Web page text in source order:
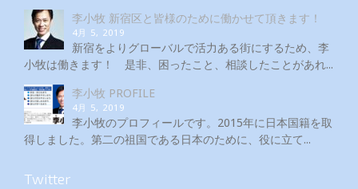
李小牧 新宿区と皆様のために働かせて頂きます！
4月 5, 2019
新宿をよりグローバルで活力ある街にするため、李
小牧は働きます！ 是非、困ったこと、相談したことがあれ...
李小牧 PROFILE
4月 5, 2019
李小牧のプロフィールです。2015年に日本国籍を取
得しました。第二の祖国である日本のために、役に立て...
Twitter